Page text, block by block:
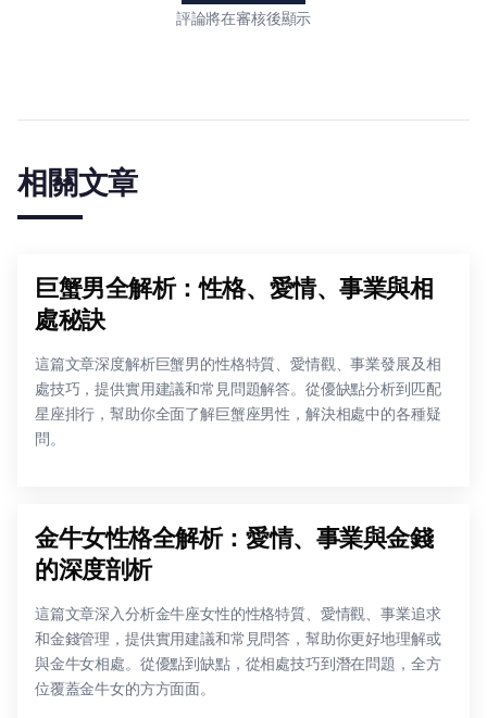
評論將在審核後顯示
相關文章
巨蟹男全解析：性格、愛情、事業與相
處秘訣
這篇文章深度解析巨蟹男的性格特質、愛情觀、事業發展及相
處技巧，提供實用建議和常見問題解答。從優缺點分析到匹配
星座排行，幫助你全面了解巨蟹座男性，解決相處中的各種疑
問。
金牛女性格全解析：愛情、事業與金錢
的深度剖析
這篇文章深入分析金牛座女性的性格特質、愛情觀、事業追求
和金錢管理，提供實用建議和常見問答，幫助你更好地理解或
與金牛女相處。從優點到缺點，從相處技巧到潛在問題，全方
位覆蓋金牛女的方方面面。